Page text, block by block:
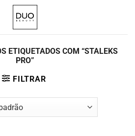
ETIQUETADOS COM “STALEKS
PRO”
FILTRAR